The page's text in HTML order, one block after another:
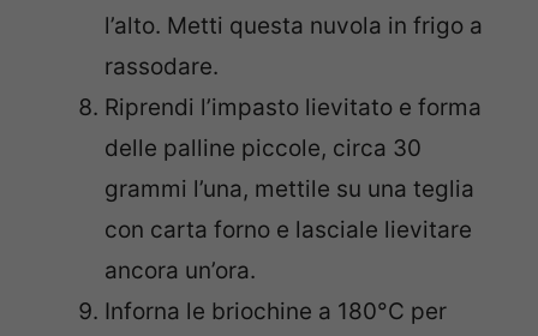
l’alto. Metti questa nuvola in frigo a
rassodare.
Riprendi l’impasto lievitato e forma
delle palline piccole, circa 30
grammi l’una, mettile su una teglia
con carta forno e lasciale lievitare
ancora un’ora.
Inforna le briochine a 180°C per